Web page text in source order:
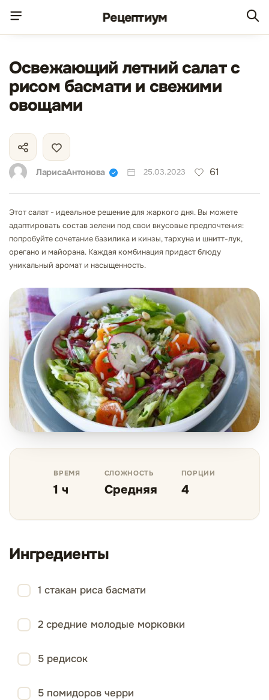
Рецептиум
Освежающий летний салат с
рисом басмати и свежими
овощами
ЛарисаАнтонова 25.03.2023 61
Этот салат - идеальное решение для жаркого дня. Вы можете
адаптировать состав зелени под свои вкусовые предпочтения:
попробуйте сочетание базилика и кинзы, тархуна и шнитт-лук,
орегано и майорана. Каждая комбинация придаст блюду
уникальный аромат и насыщенность.
ВРЕМЯ
1 ч
СЛОЖНОСТЬ
Средняя
ПОРЦИИ
4
Ингредиенты
1 стакан риса басмати
2 средние молодые морковки
5 редисок
5 помидоров черри